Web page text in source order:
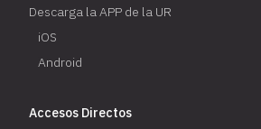
Descarga la APP de la UR
iOS
Android
Accesos Directos